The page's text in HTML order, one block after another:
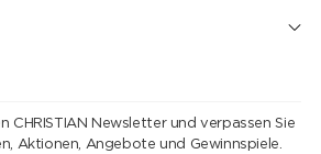
CHRISTIAN Newsletter und verpassen Sie
Aktionen, Angebote und Gewinnspiele.